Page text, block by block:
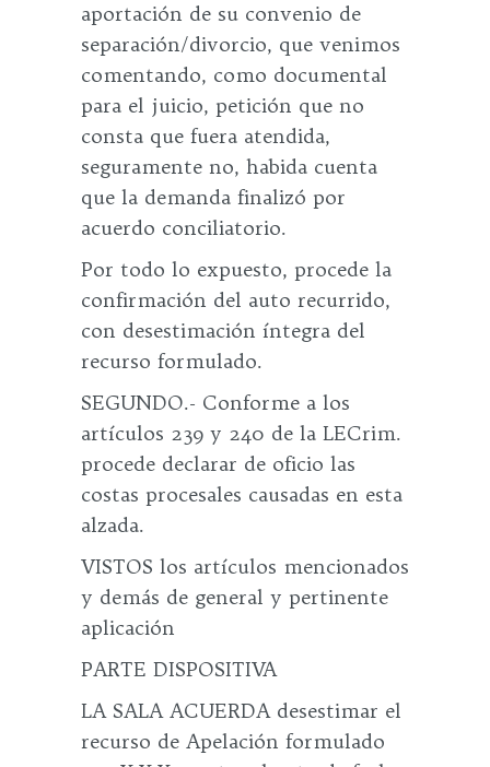
aportación de su convenio de
separación/divorcio, que venimos
comentando, como documental
para el juicio, petición que no
consta que fuera atendida,
seguramente no, habida cuenta
que la demanda finalizó por
acuerdo conciliatorio.
Por todo lo expuesto, procede la
confirmación del auto recurrido,
con desestimación íntegra del
recurso formulado.
SEGUNDO.- Conforme a los
artículos 239 y 240 de la LECrim.
procede declarar de oficio las
costas procesales causadas en esta
alzada.
VISTOS los artículos mencionados
y demás de general y pertinente
aplicación
PARTE DISPOSITIVA
LA SALA ACUERDA desestimar el
recurso de Apelación formulado